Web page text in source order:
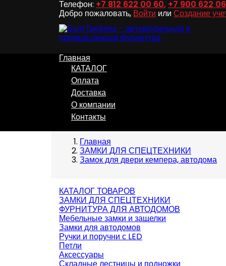
Телефон: +7 812 622 00 60, +7 900 622
Добро пожаловать, Войти или Создание
Главная
КАТАЛОГ
Оплата
Доставка
О компании
Контакты
Главная
ЗАМКИ ДЛЯ СПЕЦТЕХНИКИ
Замок для двери кемпера, автодома
КАТАЛОГ ТОВАРОВ
ЗАМКИ ДЛЯ СПЕЦТЕХНИКИ
ФУРНИТУРА ДЛЯ АВТОДОМОВ
Мебельные замки и защелки
Замки для автодомов
Ручки и поручни с LED
Петли
Аксессуары